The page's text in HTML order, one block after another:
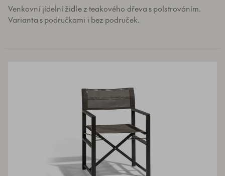
Venkovní jídelní židle z teakového dřeva s polstrováním.
Varianta s područkami i bez područek.